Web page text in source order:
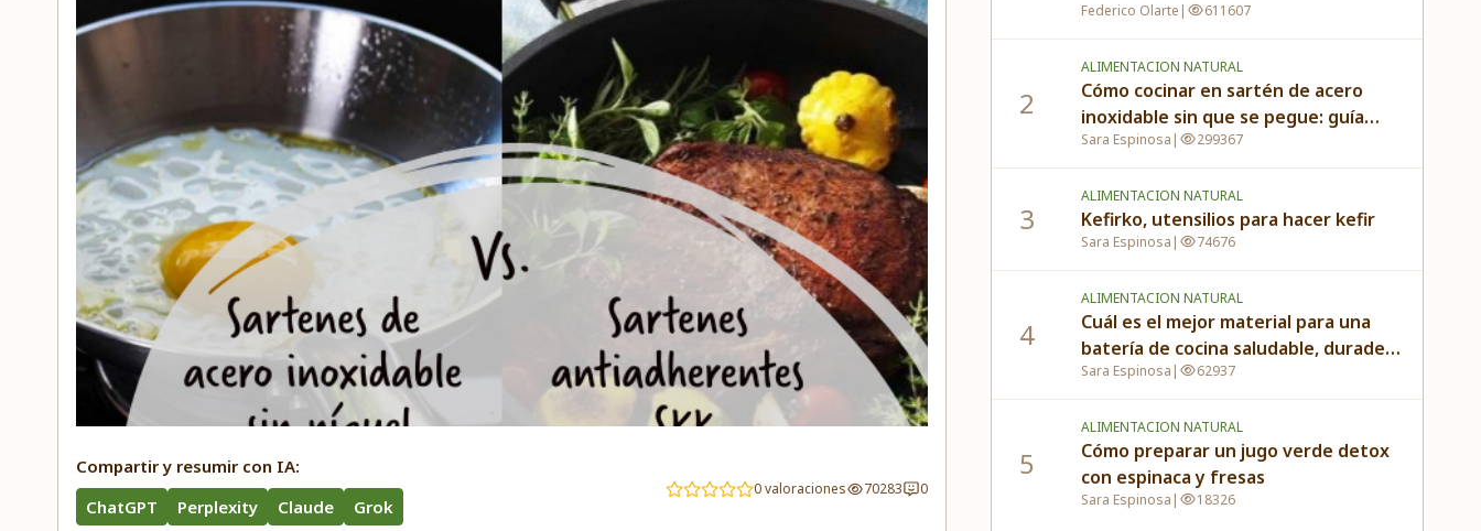
Compartir y resumir con IA:
ChatGPT
Perplexity Claude Grok
0 valoraciones 70283 0
Federico Olarte | 611607
2
ALIMENTACION NATURAL
Cómo cocinar en sartén de acero
inoxidable sin que se pegue: guía
completa paso a paso
Sara Espinosa | 299367
3
ALIMENTACION NATURAL
Kefirko, utensilios para hacer kefir
Sara Espinosa | 74676
4
ALIMENTACION NATURAL
Cuál es el mejor material para una
batería de cocina saludable, duradera
y fácil de usar
Sara Espinosa | 62937
5
ALIMENTACION NATURAL
Cómo preparar un jugo verde detox
con espinaca y fresas
Sara Espinosa | 18326